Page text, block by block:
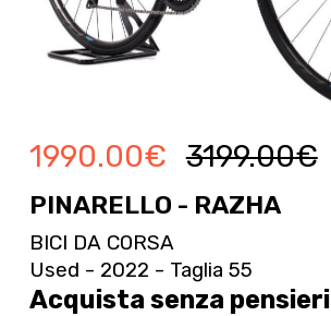
1990.00€ 3199.00€
PINARELLO - RAZHA
BICI DA CORSA
Used - 2022 - Taglia 55
Acquista senza pensieri